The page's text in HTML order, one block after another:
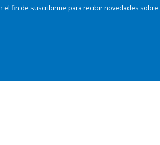
fin de suscribirme para recibir novedades